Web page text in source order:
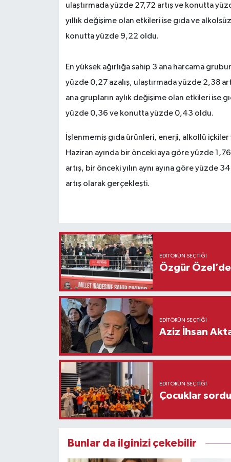
ulaştırmada yüzde 27,72 artış ve konutta
yıllık değişime olan etkileri ise gıda ve
konutta yüzde 9,22 oldu.
En yüksek ağırlığa sahip 3 ana harcama
yüzde 0,27 azalış, ulaştırmada yüzde 2,38
ana grupların aylık değişime olan etkileri ise
yüzde 0,36 ve konutta yüzde 0,43 oldu.
İşlenmemiş gıda ürünleri, enerji, alkollü
Haziran ayında bir önceki aya göre yüzde
artış, bir önceki yılın aynı ayına göre yüzde
artış olarak gerçekleşti.
EDITÖRÜN SEÇTIĞI
Özgür
EDITÖRÜN SEÇTIĞI
Aziz İhsan
EDITÖRÜN SEÇTIĞI
Çocuklar
Bunlar da ilginizi çekebilir